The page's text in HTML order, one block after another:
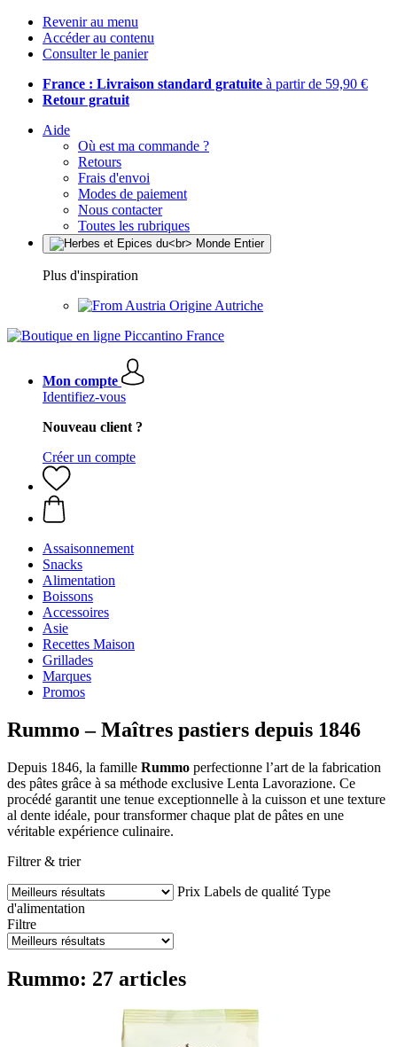
Revenir au menu
Accéder au contenu
Consulter le panier
France : Livraison standard gratuite à partir de 59,90 €
Retour gratuit
Aide
Où est ma commande ?
Retours
Frais d'envoi
Modes de paiement
Nous contacter
Toutes les rubriques
Plus d'inspiration
Origine Autriche
Mon compte
Identifiez-vous
Nouveau client ?
Créer un compte
Assaisonnement
Snacks
Alimentation
Boissons
Accessoires
Asie
Recettes Maison
Grillades
Marques
Promos
Rummo – Maîtres pastiers depuis 1846
Depuis 1846, la famille Rummo perfectionne l’art de la fabrication
des pâtes grâce à sa méthode exclusive Lenta Lavorazione. Ce
procédé garantit une tenue exceptionnelle à la cuisson et une texture
al dente idéale, pour transformer chaque plat de pâtes en une
véritable expérience culinaire.
Filtrer & trier
Prix Labels de qualité Type
d'alimentation
Filtre
Rummo: 27 articles